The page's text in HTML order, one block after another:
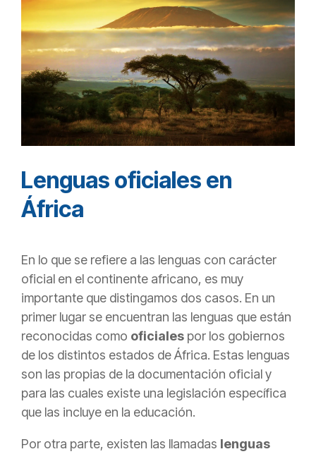
Lenguas oficiales en
África
En lo que se refiere a las lenguas con carácter
oficial en el continente africano, es muy
importante que distingamos dos casos. En un
primer lugar se encuentran las lenguas que están
reconocidas como oficiales por los gobiernos
de los distintos estados de África. Estas lenguas
son las propias de la documentación oficial y
para las cuales existe una legislación específica
que las incluye en la educación.
Por otra parte, existen las llamadas lenguas